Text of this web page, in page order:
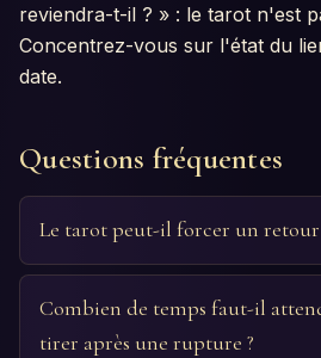
reviendra-t-il ? » : le tarot n'est
Concentrez-vous sur l'état du
date.
Questions fréquentes
Le tarot peut-il forcer un retour
Combien de temps faut-il
tirer après une rupture ?